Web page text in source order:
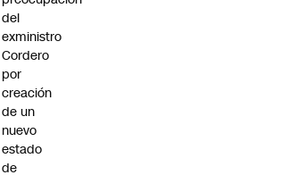
del
exministro
Cordero
por
creación
de un
nuevo
estado
de